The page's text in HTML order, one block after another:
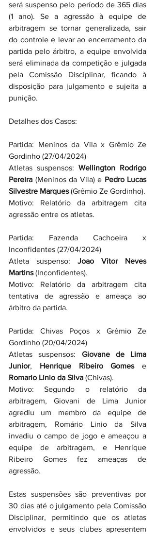
será suspenso pelo período de 365 dias
(1 ano). Se a agressão à equipe de
arbitragem se tornar generalizada, sair
do controle e levar ao encerramento da
partida pelo árbitro, a equipe envolvida
será eliminada da competição e julgada
pela Comissão Disciplinar, ficando à
disposição para julgamento e sujeita a
punição.
Detalhes dos Casos:
Partida: Meninos da Vila x Grêmio Ze
Gordinho (27/04/2024)
Atletas suspensos: Wellington Rodrigo
Pereira (Meninos da Vila) e Pedro Lucas
Silvestre Marques (Grêmio Ze Gordinho).
Motivo: Relatório da arbitragem cita
agressão entre os atletas.
Partida: Fazenda Cachoeira x
Inconfidentes (27/04/2024)
Atleta suspenso: Joao Vitor Neves
Martins (Inconfidentes).
Motivo: Relatório da arbitragem cita
tentativa de agressão e ameaça ao
árbitro da partida.
Partida: Chivas Poços x Grêmio Ze
Gordinho (20/04/2024)
Atletas suspensos: Giovane de Lima
Junior, Henrique Ribeiro Gomes
Romario Linio da Silva (Chivas).
Motivo: Segundo o relatório da
arbitragem, Giovani de Lima Junior
agrediu um membro da equipe de
arbitragem, Romário Linio da Silva
invadiu o campo de jogo e ameaçou a
equipe de arbitragem, e Henrique
Ribeiro Gomes fez ameaças de
agressão.
Estas suspensões são preventivas por
30 dias até o julgamento pela Comissão
Disciplinar, permitindo que os atletas
envolvidos e seus clubes apresentem